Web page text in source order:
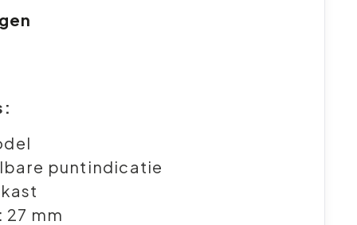
puntindicatie
mm